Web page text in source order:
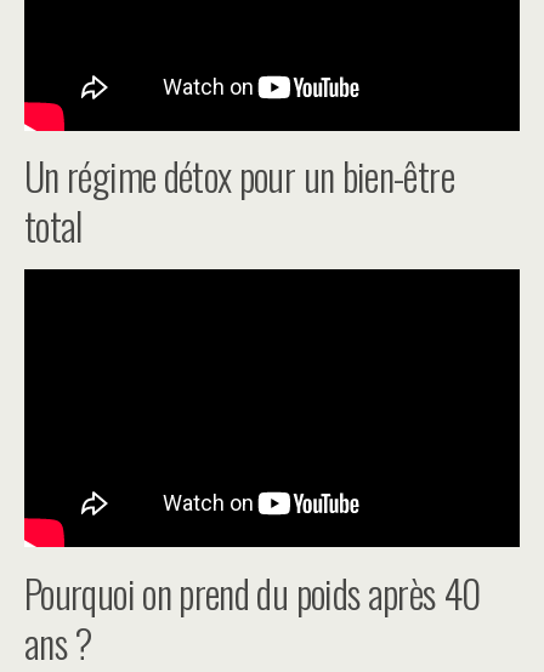
Un régime détox pour un bien-être
total
Pourquoi on prend du poids après 40
ans ?